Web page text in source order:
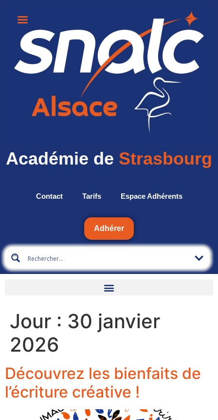
Académie de Strasbourg
Contact Tarifs Espace Adhérents
Adhérer
Jour : 30 janvier
2026
Découvrez les bienfaits de
l’écriture créative !